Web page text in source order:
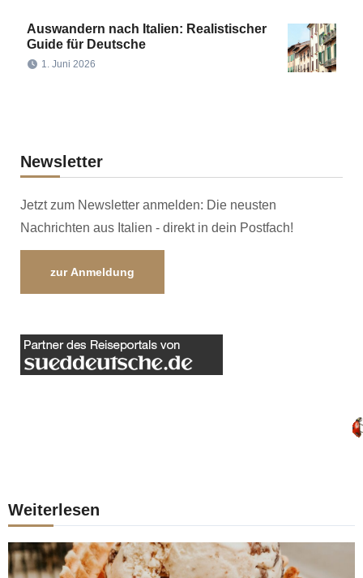
Auswandern nach Italien: Realistischer
Guide für Deutsche
1. Juni 2026
Newsletter
Jetzt zum Newsletter anmelden: Die neusten
Nachrichten aus Italien - direkt in dein Postfach!
zur Anmeldung
Weiterlesen